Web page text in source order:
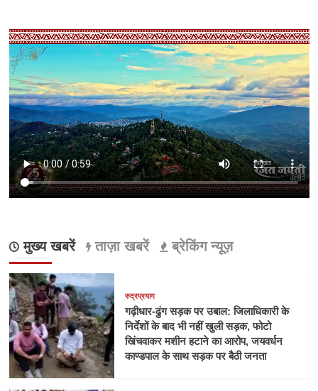
मुख्य खबरें ताज़ा खबरें ब्रेकिंग न्यूज़
रुद्रप्रयाग
गढ़ीधार-ढुंग सड़क पर उबाल: जिलाधिकारी के
निर्देशों के बाद भी नहीं खुली सड़क, फोटो
खिंचवाकर मशीन हटाने का आरोप, जयवर्धन
काण्डपाल के साथ सड़क पर बैठी जनता